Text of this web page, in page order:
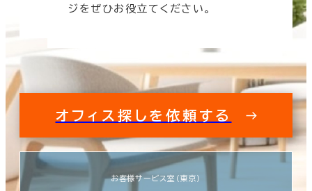
ジをぜひお役立てください。
オフィス探しを依頼する
お客様サービス室（東京）